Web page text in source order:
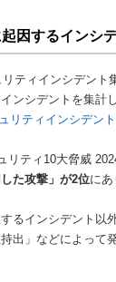
因するインシ
ティインシデント
ンシデントを集計
リティインシデン
リティ10大脅威
た攻撃」が2位に
るインシデント以
出」などによって